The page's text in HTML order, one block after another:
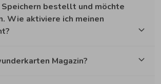
Speichern bestellt und möchte
Wie aktiviere ich meinen
Magazin?